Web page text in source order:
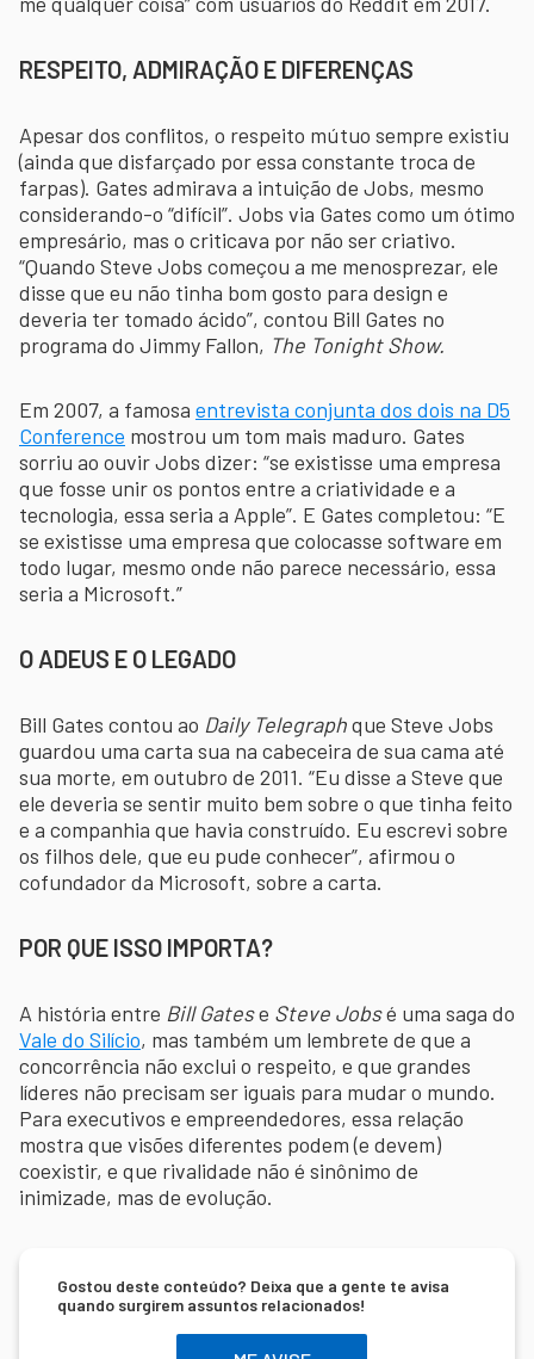
RESPEITO, ADMIRAÇÃO E DIFERENÇAS
Apesar dos conflitos, o respeito mútuo sempre existiu
(ainda que disfarçado por essa constante troca de
farpas). Gates admirava a intuição de Jobs, mesmo
considerando-o “difícil”. Jobs via Gates como um ótimo
empresário, mas o criticava por não ser criativo.
“Quando Steve Jobs começou a me menosprezar, ele
disse que eu não tinha bom gosto para design e
deveria ter tomado ácido”, contou Bill Gates no
programa do Jimmy Fallon, The Tonight Show.
Em 2007, a famosa entrevista conjunta dos dois na D5
Conference mostrou um tom mais maduro. Gates
sorriu ao ouvir Jobs dizer: “se existisse uma empresa
que fosse unir os pontos entre a criatividade e a
tecnologia, essa seria a Apple”. E Gates completou: “E
se existisse uma empresa que colocasse software em
todo lugar, mesmo onde não parece necessário, essa
seria a Microsoft.”
O ADEUS E O LEGADO
Bill Gates contou ao Daily Telegraphque Steve Jobs
guardou uma carta sua na cabeceira de sua cama até
sua morte, em outubro de 2011. “Eu disse a Steve que
ele deveria se sentir muito bem sobre o que tinha feito
e a companhia que havia construído. Eu escrevi sobre
os filhos dele, que eu pude conhecer”, afirmou o
cofundador da Microsoft, sobre a carta.
POR QUE ISSO IMPORTA?
A história entre Bill Gatese Steve Jobsé uma saga do
Vale do Silício, mas também um lembrete de que a
concorrência não exclui o respeito, e que grandes
líderes não precisam ser iguais para mudar o mundo.
Para executivos e empreendedores, essa relação
mostra que visões diferentes podem (e devem)
coexistir, e que rivalidade não é sinônimo de
inimizade, mas de evolução.
Gostou deste conteúdo? Deixa que a gente te avisa
quando surgirem assuntos relacionados!